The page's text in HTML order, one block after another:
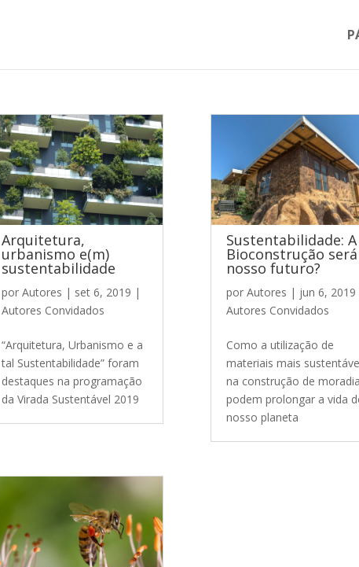
Arquitetura,
urbanismo e(m)
sustentabilidade
por Autores | set 6, 2019 |
Autores Convidados
“Arquitetura, Urbanismo e a
tal Sustentabilidade” foram
destaques na programação
da Virada Sustentável 2019
Sustentabilidade: A
Bioconstrução
nosso futuro?
por Autores | jun 6, 2019
Autores Convidados
Como a utilização de
materiais mais
na construção de
podem prolongar a vida
nosso planeta